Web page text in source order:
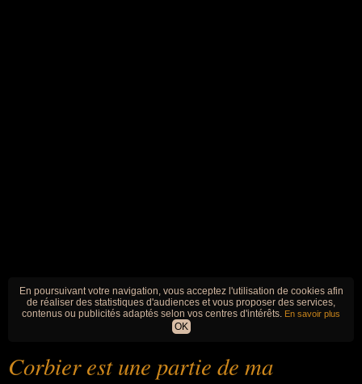
En poursuivant votre navigation, vous acceptez l'utilisation de cookies afin
de réaliser des statistiques d'audiences et vous proposer des services,
contenus ou publicités adaptés selon vos centres d'intérêts. En savoir plus
OK
Corbier est une partie de ma